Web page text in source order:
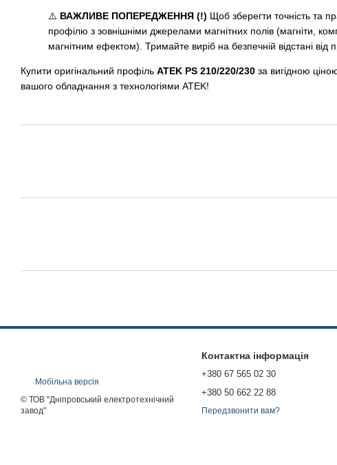
⚠️ ВАЖЛИВЕ ПОПЕРЕДЖЕННЯ (!) Щоб зберегти точність та
профілю з зовнішніми джерелами магнітних полів (магніти,
магнітним ефектом). Тримайте виріб на безпечній відстані від
Купити оригінальний профіль ATEK PS 210/220/230 за вигідною
вашого обладнання з технологіями ATEK!
Мобільна версія
© ТОВ "Дніпровський електротехнічний
завод"
Контактна інформація
+380 67 565 02 30
+380 50 662 22 88
Передзвонити вам?